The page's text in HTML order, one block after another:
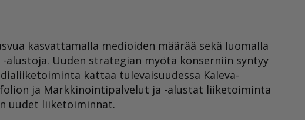
kasvattamalla medioiden määrää sekä luomalla
Uuden strategian myötä konserniin syntyy
kattaa tulevaisuudessa Kaleva-
ja Markkinointipalvelut ja -alustat liiketoiminta
uudet liiketoiminnat.